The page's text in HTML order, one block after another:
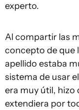
experto.
Al compartir las
concepto de que
apellido estaba
sistema de usar
era muy útil, hizo
extendiera por